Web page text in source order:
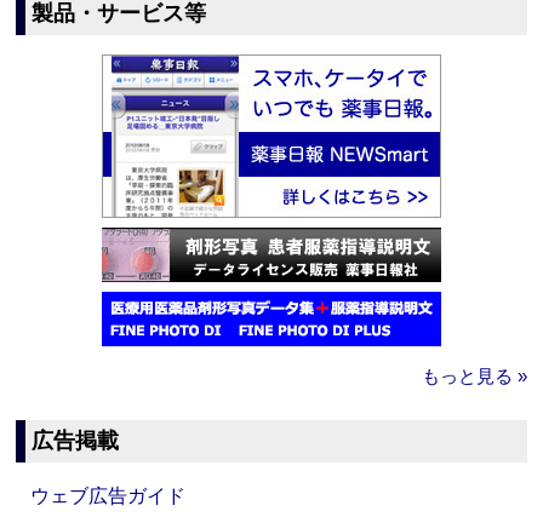
製品・サービス等
もっと見る »
広告掲載
ウェブ広告ガイド